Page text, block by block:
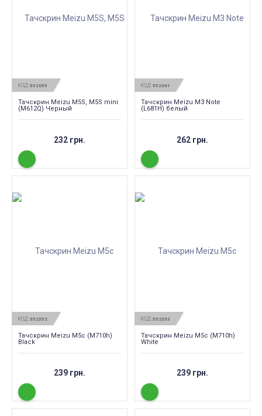
КОД: 552039
Тачскрин Meizu M5S, M5S mini
(M612Q) Черный
232 грн.
КОД: 552041
Тачскрин Meizu M3 Note
(L681H) белый
262 грн.
КОД: 552352
Тачскрин Meizu M5c (M710h)
Black
239 грн.
КОД: 552353
Тачскрин Meizu M5c (M710h)
White
239 грн.